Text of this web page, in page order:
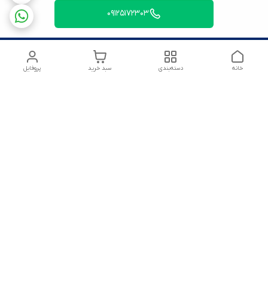
09125172303
پروفایل سبد خرید دسته‌بندی خانه